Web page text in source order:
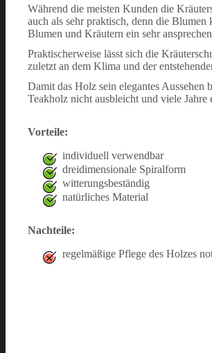
Während die meisten Kunden die
auch als sehr praktisch, denn die
Blumen und Kräutern ein sehr
Praktischerweise lässt sich die
zuletzt an dem Klima und der
Damit das Holz sein elegantes
Teakholz nicht ausbleicht und viele Jahre
Vorteile:
individuell verwendbar
dreidimensionale Spiralform
witterungsbeständig
natürliches Material
Nachteile:
regelmäßige Pflege des Holzes